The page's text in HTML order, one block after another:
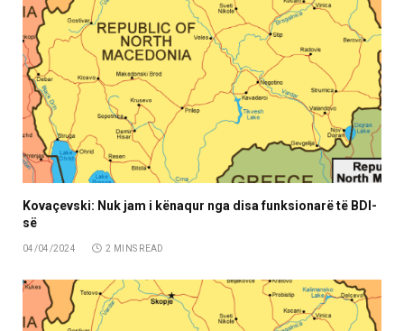
Kovaçevski: Nuk jam i kënaqur nga disa funksionarë të BDI-
së
04/04/2024 2 MINS READ